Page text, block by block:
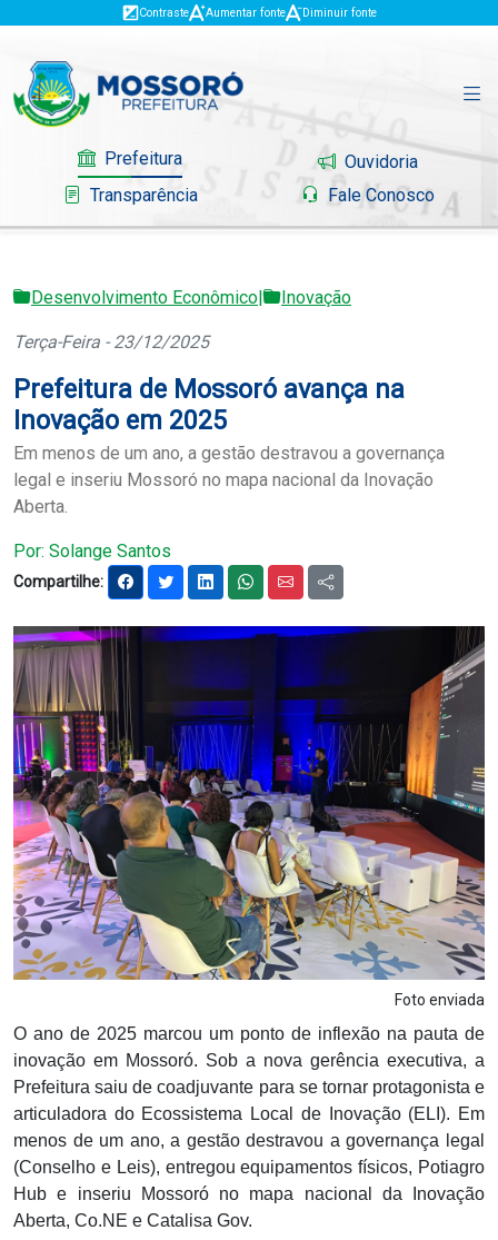
Contraste Aumentar fonte Diminuir fonte
Prefeitura
Ouvidoria
Transparência
Fale Conosco
Governo
Mossoró
Serviços
Portal do Contribuinte
Carta de Serviço
PESQUISAR
Desenvolvimento Econômico| Inovação
Terça-Feira - 23/12/2025
Prefeitura de Mossoró avança na
Inovação em 2025
Em menos de um ano, a gestão destravou a governança
legal e inseriu Mossoró no mapa nacional da Inovação
Aberta.
Por: Solange Santos
Compartilhe:
Foto enviada
O ano de 2025 marcou um ponto de inflexão na pauta de
inovação em Mossoró. Sob a nova gerência executiva, a
Prefeitura saiu de coadjuvante para se tornar protagonista e
articuladora do Ecossistema Local de Inovação (ELI). Em
menos de um ano, a gestão destravou a governança legal
(Conselho e Leis), entregou equipamentos físicos, Potiagro
Hub e inseriu Mossoró no mapa nacional da Inovação
Aberta, Co.NE e Catalisa Gov.